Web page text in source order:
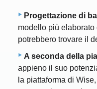
Progettazione di
modello più
potrebbero trovare il
A seconda della
appieno il suo
la piattaforma di